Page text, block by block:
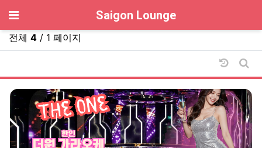
Saigon Lounge
전체 4 / 1 페이지
날짜순
게